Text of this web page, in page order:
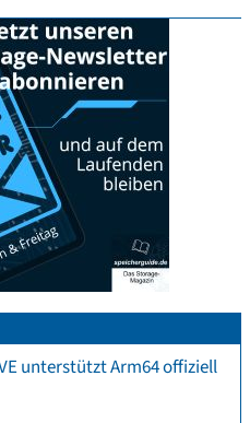
unterstützt Arm64 offiziell